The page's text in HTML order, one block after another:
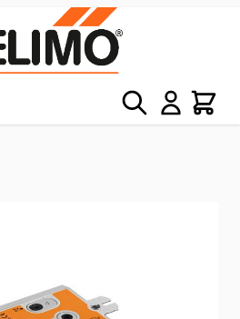
Søg Kurv